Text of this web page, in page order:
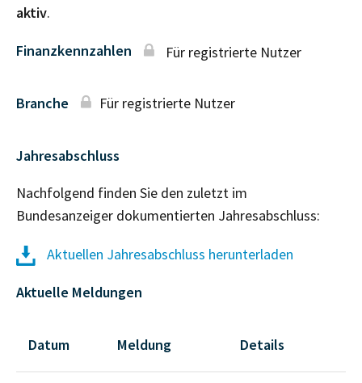
aktiv.
Finanzkennzahlen Für registrierte Nutzer
Branche Für registrierte Nutzer
Jahresabschluss
Nachfolgend finden Sie den zuletzt im
Bundesanzeiger dokumentierten Jahresabschluss:
Aktuellen Jahresabschluss herunterladen
Aktuelle Meldungen
Datum Meldung Details